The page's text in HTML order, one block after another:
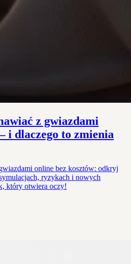
z gwiazdami
i dlaczego to zmienia
online bez kosztów: odkryj
ryzykach i nowych
który otwiera oczy!